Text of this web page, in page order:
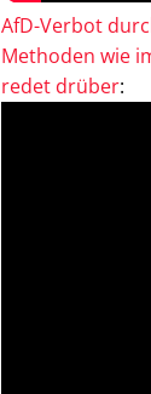
AfD-Verbot
Methoden wie
redet drüber: